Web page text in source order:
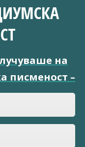
на
писменост –